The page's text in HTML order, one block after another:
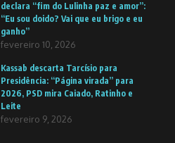
declara “fim do Lulinha paz e amor”:
“Eu sou doido? Vai que eu brigo e eu
ganho”
fevereiro 10, 2026
Kassab descarta Tarcísio para
Presidência: “Página virada” para
2026, PSD mira Caiado, Ratinho e
Leite
fevereiro 9, 2026